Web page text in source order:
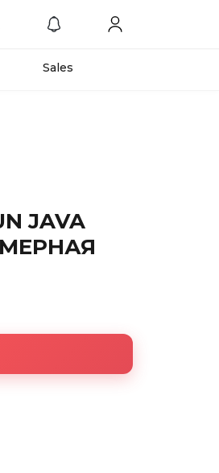
Sales
JAVA